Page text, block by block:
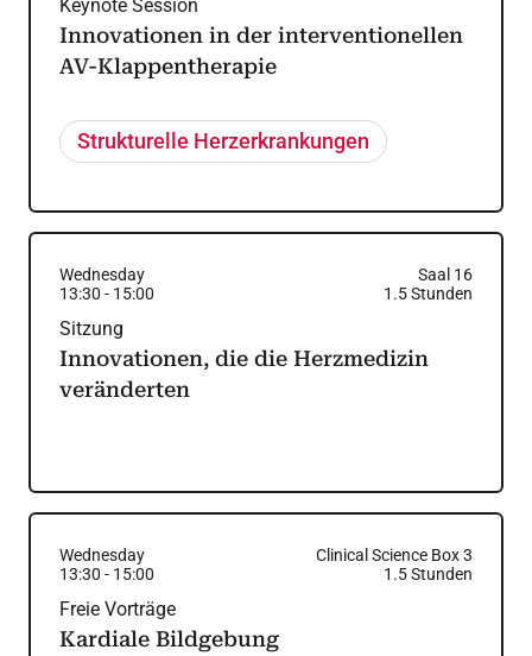
Keynote Session
Innovationen in der interventionellen
AV-Klappentherapie
Strukturelle Herzerkrankungen
Wednesday
Saal 16
13:30 - 15:00 1.5Stunden
Sitzung
Innovationen, die die Herzmedizin
veränderten
Wednesday
Clinical Science Box 3
13:30 - 15:00 1.5Stunden
Freie Vorträge
Kardiale Bildgebung